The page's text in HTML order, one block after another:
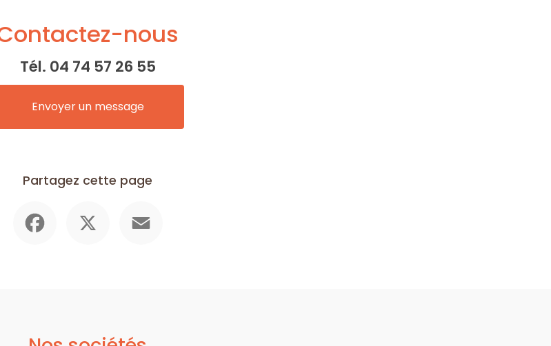
nous
Tél. 04 74 57 26 55
Envoyer un message
Partagez cette page